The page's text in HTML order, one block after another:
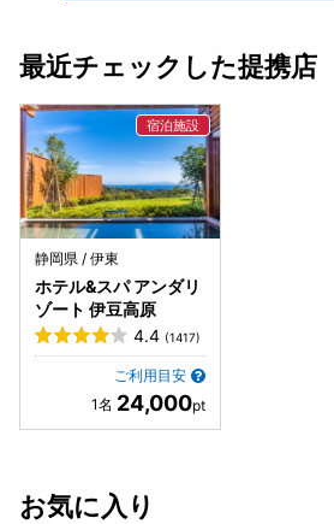
最近チェックした提携店
静岡県 / 伊東
ホテル&スパ アンダリ
ゾート 伊豆高原
4.4 (1417)
ご利用目安
24,000
お気に入り